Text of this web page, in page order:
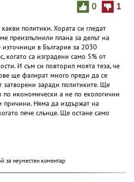
0 1
политики. Хората си гледат
преизпълнили плана за делът на
източници в България за 2030
когато са изградени само 5% от
И съм си повторил моята теза, че
ще фалират много преди да се
затворени заради политиките. Ще
по икономически а не по екологични
причини. Няма да издържат на
пече слънце. Ще остане само
за неуместен коментар